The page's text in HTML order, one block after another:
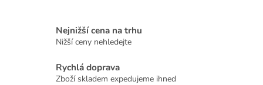
Nejnižší cena na trhu
Nižší ceny nehledejte
Rychlá doprava
Zboží skladem expedujeme ihned